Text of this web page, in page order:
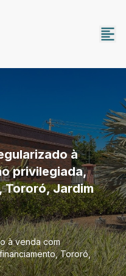
à
privilegiada,
Tororó, Jardim
à venda com
Tororó,